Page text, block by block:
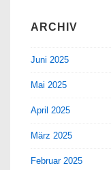
ARCHIV
Juni 2025
Mai 2025
April 2025
März 2025
Februar 2025